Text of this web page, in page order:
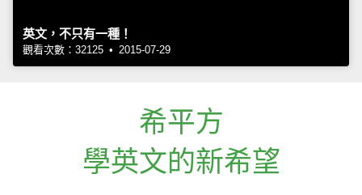
英文，不只有一種！
觀看次數：32125 • 2015-07-29
希平方
學英文的新希望